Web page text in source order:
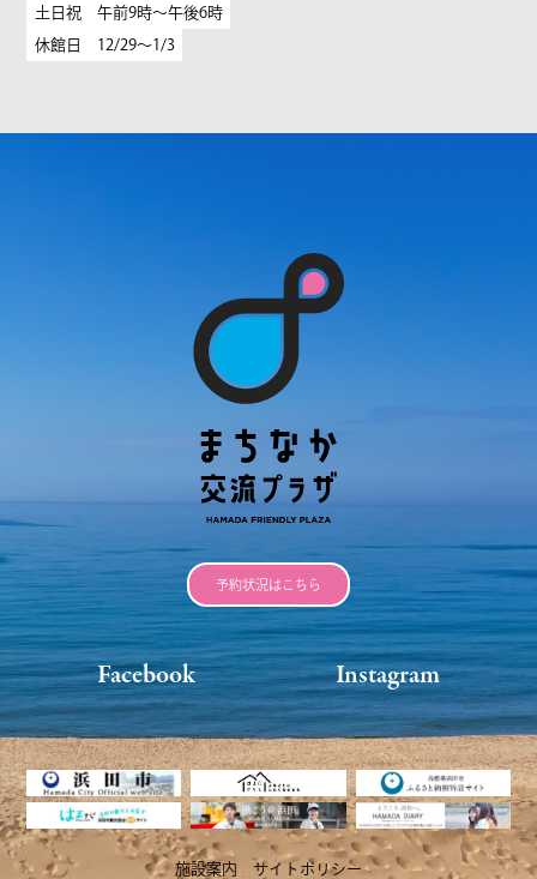
土日祝 午前9時〜午後6時
休館日 12/29〜1/3
予約状況はこちら
Facebook Instagram
施設案内 サイトポリシー